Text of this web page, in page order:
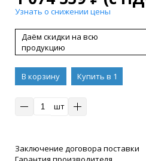
Узнать о снижении цены
Даём скидки на всю
продукцию
В корзину
Купить в 1
шт
Заключение договора поставки